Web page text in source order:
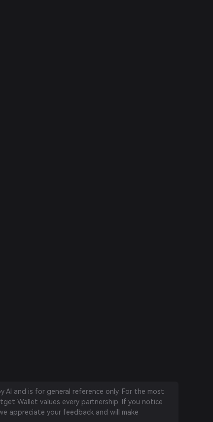
AI and is for general reference only. For the most
Wallet values every partnership. If you notice
appreciate your feedback and will make